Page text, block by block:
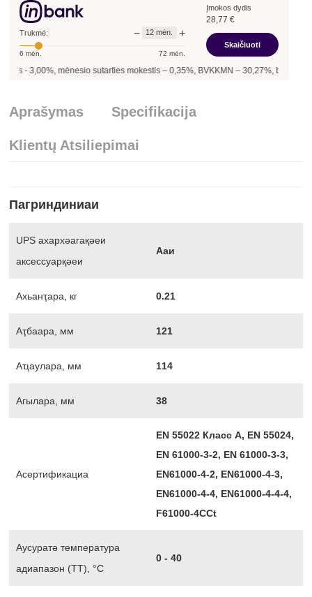
Trukmė: − 12 mėn. +
6 mėn. 72 mėn.
Įmokos dydis
28,77 €
Skaičiuoti
3,00%, mėnesio sutarties mokestis –0,35%, BVKKMN –30,27%, bendra
Aprašymas Specifikacija
Klientų Atsiliepimai
Пагриндиниаи
UPS ахархәагақәеи
аксессуарқәеи
Ааи
Ахьанҭара, кг 0.21
Аҭбаара, мм 121
Аҵаулара, мм 114
Агылара, мм 38
Асертификациа
EN 55022 Класс А, EN 55024,
EN 61000-3-2, EN 61000-3-3,
EN61000-4-2, EN61000-4-3,
EN61000-4-4, EN61000-4-4-4,
F61000-4CCt
Аусуратә температура
адиапазон (ТТ), °С
0 - 40